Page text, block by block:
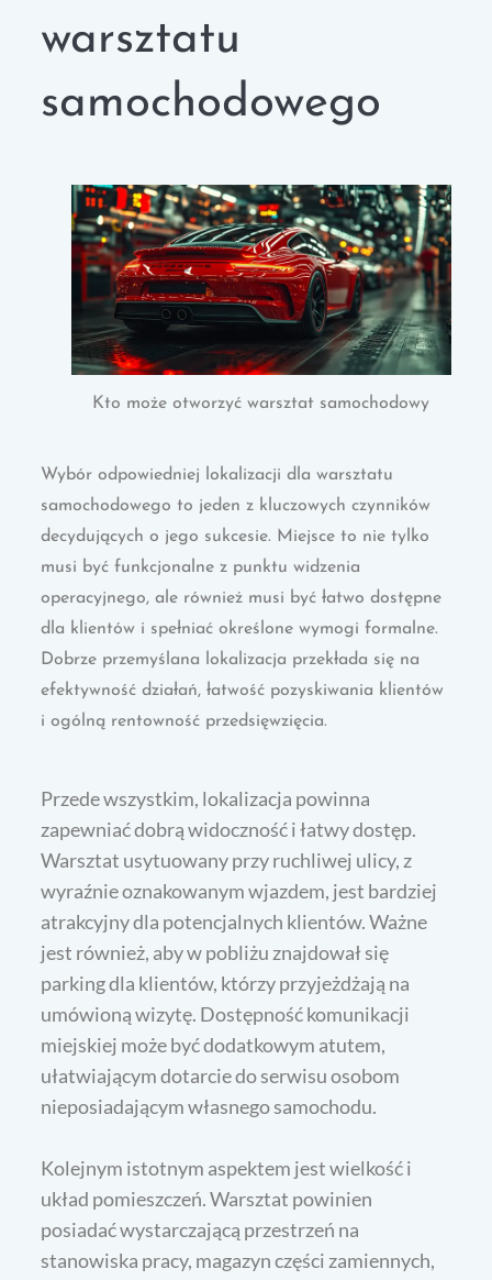
warsztatu
samochodowego
Kto może otworzyć warsztat samochodowy
Wybór odpowiedniej lokalizacji dla warsztatu
samochodowego to jeden z kluczowych czynników
decydujących o jego sukcesie. Miejsce to nie tylko
musi być funkcjonalne z punktu widzenia
operacyjnego, ale również musi być łatwo dostępne
dla klientów i spełniać określone wymogi formalne.
Dobrze przemyślana lokalizacja przekłada się na
efektywność działań, łatwość pozyskiwania klientów
i ogólną rentowność przedsięwzięcia.
Przede wszystkim, lokalizacja powinna
zapewniać dobrą widoczność i łatwy dostęp.
Warsztat usytuowany przy ruchliwej ulicy, z
wyraźnie oznakowanym wjazdem, jest bardziej
atrakcyjny dla potencjalnych klientów. Ważne
jest również, aby w pobliżu znajdował się
parking dla klientów, którzy przyjeżdżają na
umówioną wizytę. Dostępność komunikacji
miejskiej może być dodatkowym atutem,
ułatwiającym dotarcie do serwisu osobom
nieposiadającym własnego samochodu.
Kolejnym istotnym aspektem jest wielkość i
układ pomieszczeń. Warsztat powinien
posiadać wystarczającą przestrzeń na
stanowiska pracy, magazyn części zamiennych,